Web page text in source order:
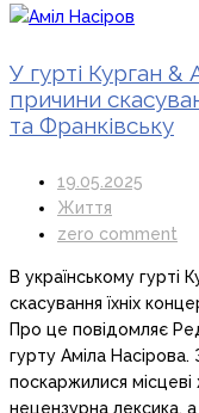
У гурті Курган &
причини
та Франківську
19.05.2025
Життя
zero comment
В українському гурті
скасування їхніх
Про це повідомляє
гурту Аміла Насірова.
поскаржилися
нецензурна лексика,